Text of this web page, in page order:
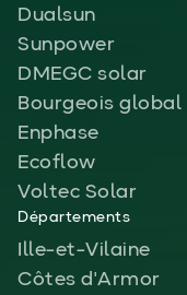
Dualsun
Sunpower
DMEGC solar
Bourgeois global
Enphase
Ecoflow
Voltec Solar
Départements
Ille-et-Vilaine
Côtes d'Armor